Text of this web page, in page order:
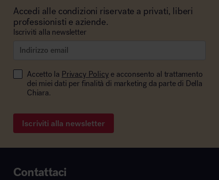
Accedi alle condizioni riservate a privati, liberi
professionisti e aziende.
Iscriviti alla newsletter
Accetto la Privacy Policy e acconsento al trattamento
dei miei dati per finalità di marketing da parte di Della
Chiara.
Iscriviti alla newsletter
Contattaci